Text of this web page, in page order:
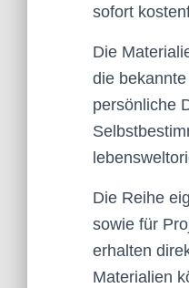
sofort
Die
die
persönliche
Die Reihe
sowie für
erhalten
Materialien